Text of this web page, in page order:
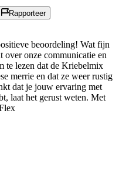
Rapporteer
beoordeling! Wat fijn
over onze communicatie en
te lezen dat de Kriebelmix
merrie en dat ze weer rustig
dat je jouw ervaring met
laat het gerust weten. Met